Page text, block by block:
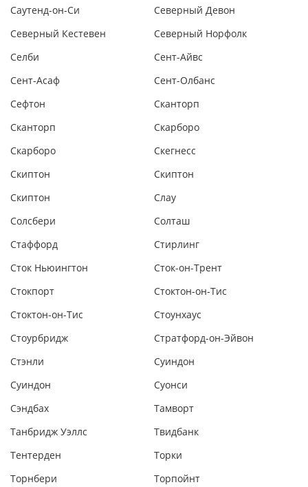
Саутенд-он-Си
Северный Девон
Северный Кестевен
Северный Норфолк
Селби
Сент-Айвс
Сент-Асаф
Сент-Олбанс
Сефтон
Сканторп
Сканторп
Скарборо
Скарборо
Скегнесс
Скиптон
Скиптон
Скиптон
Слау
Солсбери
Солташ
Стаффорд
Стирлинг
Сток Ньюингтон
Сток-он-Трент
Стокпорт
Стоктон-он-Тис
Стоктон-он-Тис
Стоунхаус
Стоурбридж
Стратфорд-он-Эйвон
Стэнли
Суиндон
Суиндон
Суонси
Сэндбах
Тамворт
Танбридж Уэллс
Твидбанк
Тентерден
Торки
Торнбери
Торпойнт